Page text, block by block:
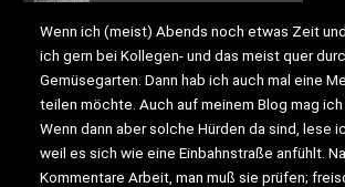
Wenn ich (meist) Abends noch etwas Zeit
ich gern bei Kollegen- und das meist quer
Gemüsegarten. Dann hab ich auch mal eine
teilen möchte. Auch auf meinem Blog mag ich
Wenn dann aber solche Hürden da sind, lese
weil es sich wie eine Einbahnstraße anfühlt.
Kommentare Arbeit, man muß sie prüfen;